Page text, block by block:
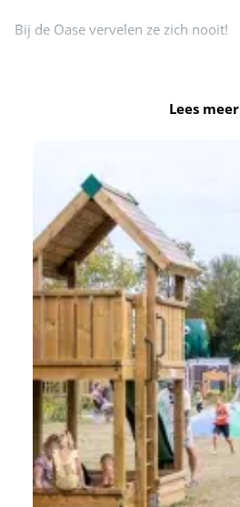
Bij de Oase vervelen ze zich nooit!
Lees meer